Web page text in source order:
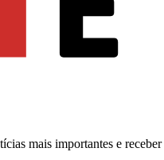
mais importantes e receber